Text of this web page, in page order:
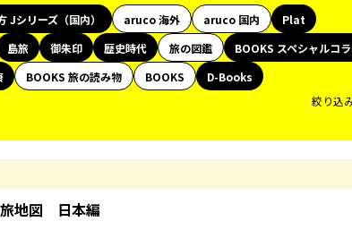
Jシリーズ（国内） aruco 海外 aruco 国内
Plat
島旅 御朱印 歴史時代 旅の図鑑
BOOKS スペシャルコ
BOOKS 旅の読み物 BOOKS
D-Books
絞り込
地図 日本編